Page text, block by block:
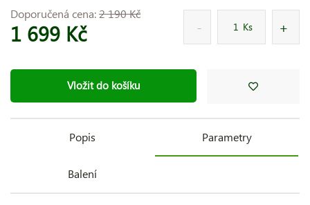
Doporučená cena:2 190 Kč
1 699 Kč Ks
Vložit do košíku
Popis Parametry
Balení